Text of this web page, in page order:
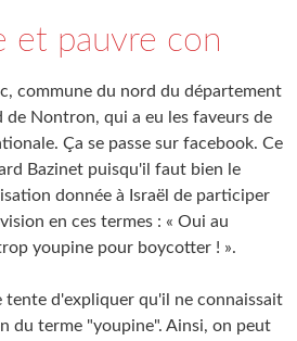
et pauvre con
commune du nord du département
de Nontron, qui a eu les faveurs de
Ça se passe sur facebook. Ce
Bazinet puisqu'il faut bien le
donnée à Israël de participer
en ces termes : « Oui au
youpine pour boycotter ! ».
tente d'expliquer qu'il ne connaissait
du terme "youpine". Ainsi, on peut